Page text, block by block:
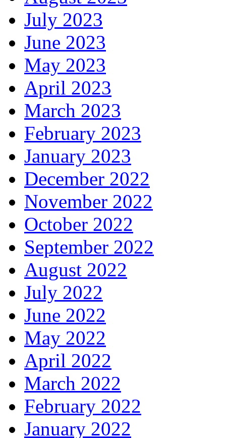
July 2023
June 2023
May 2023
April 2023
March 2023
February 2023
January 2023
December 2022
November 2022
October 2022
September 2022
August 2022
July 2022
June 2022
May 2022
April 2022
March 2022
February 2022
January 2022